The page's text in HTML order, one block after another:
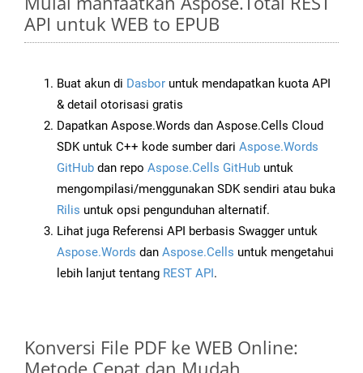
API untuk WEB to EPUB
Buat akun di Dasbor untuk mendapatkan kuota API
& detail otorisasi gratis
Dapatkan Aspose.Words dan Aspose.Cells Cloud
SDK untuk C++ kode sumber dari Aspose.Words
GitHub dan repo Aspose.Cells GitHub untuk
mengompilasi/menggunakan SDK sendiri atau buka
Rilis untuk opsi pengunduhan alternatif.
Lihat juga Referensi API berbasis Swagger untuk
Aspose.Words dan Aspose.Cells untuk mengetahui
lebih lanjut tentang REST API.
Konversi File PDF ke WEB Online: